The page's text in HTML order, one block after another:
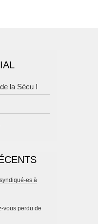
la Sécu !
es à
vous perdu de